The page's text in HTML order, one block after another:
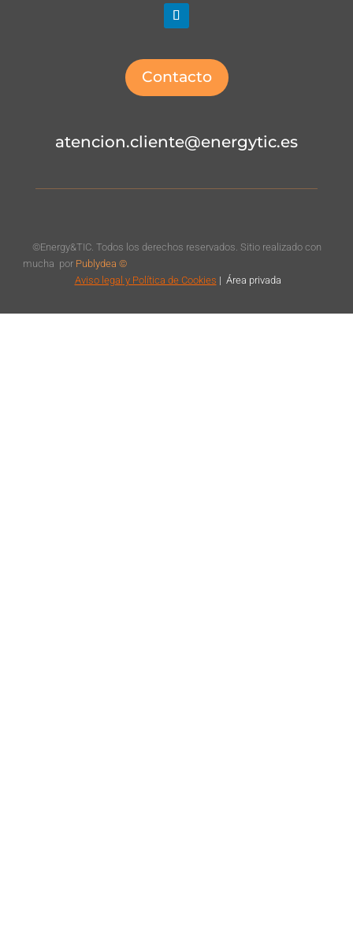
Contacto
atencion.cliente@energytic.es
©Energy&TIC. Todos los derechos reservados. Sitio realizado con
mucha por Publydea ©
Aviso legal y Política de Cookies | Área privada